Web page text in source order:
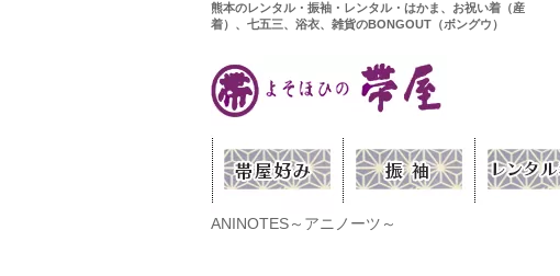
熊本のレンタル・振袖・レンタル・はかま、お祝い着（産
着）、七五三、浴衣、雑貨のBONGOUT（ボングウ）
ANINOTES～アニノーツ～